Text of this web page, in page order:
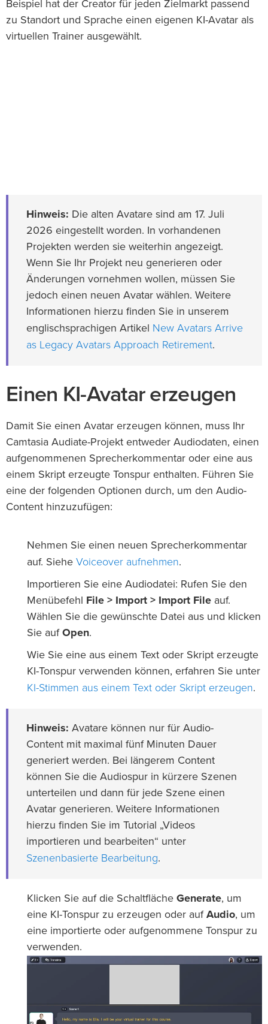
Beispiel hat der Creator für jeden Zielmarkt passend
zu Standort und Sprache einen eigenen KI-Avatar als
virtuellen Trainer ausgewählt.
Hinweis: Die alten Avatare sind am 17. Juli
2026 eingestellt worden. In vorhandenen
Projekten werden sie weiterhin angezeigt.
Wenn Sie Ihr Projekt neu generieren oder
Änderungen vornehmen wollen, müssen Sie
jedoch einen neuen Avatar wählen. Weitere
Informationen hierzu finden Sie in unserem
englischsprachigen Artikel New Avatars Arrive
as Legacy Avatars Approach Retirement.
Einen KI-Avatar erzeugen
Damit Sie einen Avatar erzeugen können, muss Ihr
Camtasia Audiate-Projekt entweder Audiodaten, einen
aufgenommenen Sprecherkommentar oder eine aus
einem Skript erzeugte Tonspur enthalten. Führen Sie
eine der folgenden Optionen durch, um den Audio-
Content hinzuzufügen:
Nehmen Sie einen neuen Sprecherkommentar
auf. Siehe Voiceover aufnehmen.
Importieren Sie eine Audiodatei: Rufen Sie den
Menübefehl
File > Import > Import File auf.
Wählen Sie die gewünschte Datei aus und klicken
Sie auf Open.
Wie Sie eine aus einem Text oder Skript erzeugte
KI-Tonspur verwenden können, erfahren Sie unter
KI-Stimmen aus einem Text oder Skript erzeugen.
Hinweis: Avatare können nur für Audio-
Content mit maximal fünf Minuten Dauer
generiert werden. Bei längerem Content
können Sie die Audiospur in kürzere Szenen
unterteilen und dann für jede Szene einen
Avatar generieren. Weitere Informationen
hierzu finden Sie im Tutorial „Videos
importieren und bearbeiten“ unter
Szenenbasierte Bearbeitung.
Klicken Sie auf die Schaltfläche Generate, um
eine KI-Tonspur zu erzeugen oder auf Audio, um
eine importierte oder aufgenommene Tonspur zu
verwenden.